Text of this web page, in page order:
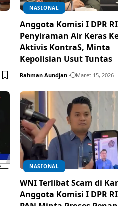
NASIONAL
Anggota Komisi I DPR
Penyiraman Air Keras
Aktivis KontraS, Minta
Kepolisian Usut Tuntas
Rahman Aundjan Maret 15, 2026
NASIONAL
WNI Terlibat Scam di
Anggota Komisi I DPR